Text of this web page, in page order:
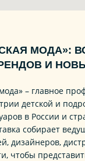
МОДА»:
И
мода» – главное
детской и
в России и
собирает
дизайнеров,
чтобы